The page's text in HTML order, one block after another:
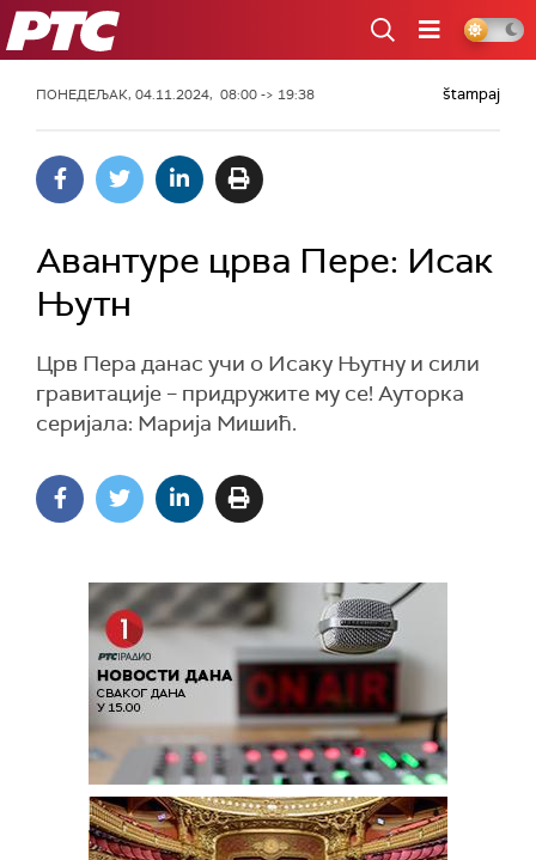
РТС
ПОНЕДЕЉАК, 04.11.2024, 08:00 -> 19:38 štampaj
Авантуре црва Пере: Исак
Њутн
Црв Пера данас учи о Исаку Њутну и сили
гравитације – придружите му се! Ауторка
серијала: Марија Мишић.